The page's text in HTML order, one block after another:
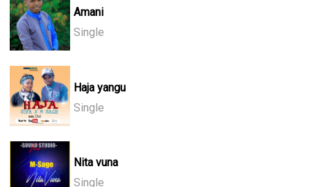
Amani
Single
Haja yangu
Single
Nita vuna
Single